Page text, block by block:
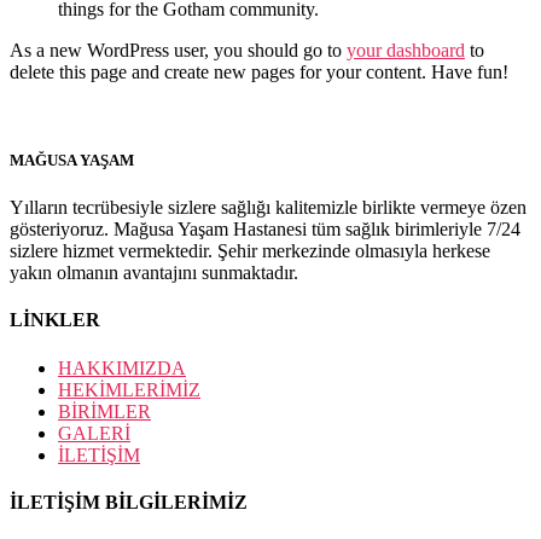
things for the Gotham community.
As a new WordPress user, you should go to your dashboard to
delete this page and create new pages for your content. Have fun!
MAĞUSA YAŞAM
Yılların tecrübesiyle sizlere sağlığı kalitemizle birlikte vermeye özen
gösteriyoruz. Mağusa Yaşam Hastanesi tüm sağlık birimleriyle 7/24
sizlere hizmet vermektedir. Şehir merkezinde olmasıyla herkese
yakın olmanın avantajını sunmaktadır.
LİNKLER
HAKKIMIZDA
HEKİMLERİMİZ
BİRİMLER
GALERİ
İLETİŞİM
İLETİŞİM BİLGİLERİMİZ